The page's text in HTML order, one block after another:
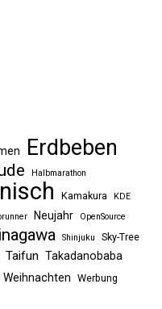
Erdbeben
Halbmarathon
Kamakura KDE
Neujahr
OpenSource
Shinjuku Sky-Tree
Taifun Takadanobaba
Weihnachten Werbung